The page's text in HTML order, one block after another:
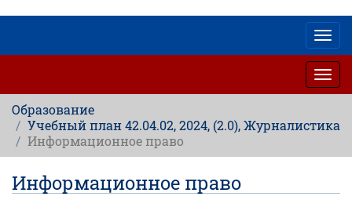
Образование
Учебный план 42.04.02, 2024, (2.0), Журналистика
Информационное право
Информационное право